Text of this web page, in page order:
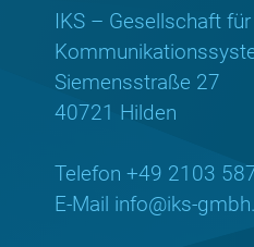
IKS – Gesellschaft
Siemensstraße 27
40721 Hilden
Telefon +49 2103
E-Mail info@iks-